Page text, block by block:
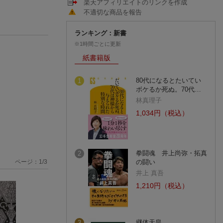
ページ： 1 /3
楽天アフィリエイトのリンクを作成
不適切な商品を報告
ランキング：新書
※1時間ごとに更新
紙書籍版
1
80代になるとたいてい
ボケるか死ぬ。70代…
林真理子
1,034円（税込）
2
拳闘魂 井上尚弥・拓真
の闘い
井上 真吾
1,210円（税込）